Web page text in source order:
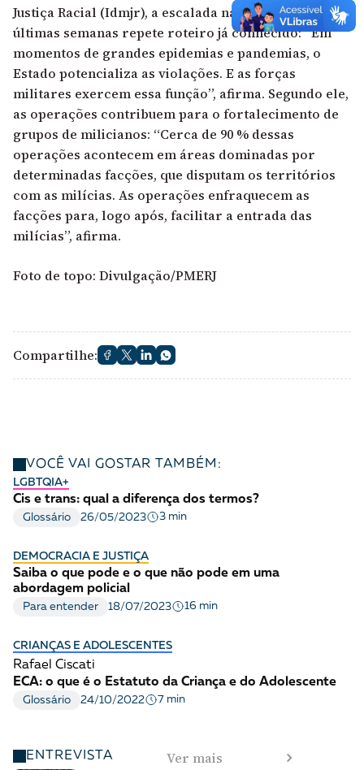
Justiça Racial (Idmjr), a escalada na violência das
últimas semanas repete roteiro já conhecido: “Em
momentos de grandes epidemias e pandemias, o
Estado potencializa as violações. E as forças
militares exercem essa função”, afirma. Segundo ele,
as operações contribuem para o fortalecimento de
grupos de milicianos: “Cerca de 90 % dessas
operações acontecem em áreas dominadas por
determinadas facções, que disputam os territórios
com as milícias. As operações enfraquecem as
facções para, logo após, facilitar a entrada das
milícias”, afirma.
Foto de topo: Divulgação/PMERJ
Compartilhe:
VOCÊ VAI GOSTAR TAMBÉM:
LGBTQIA+
Cis e trans: qual a diferença dos termos?
Glossário 26/05/2023 3 min
DEMOCRACIA E JUSTIÇA
Saiba o que pode e o que não pode em uma
abordagem policial
Para entender 18/07/2023 16 min
CRIANÇAS E ADOLESCENTES
Rafael Ciscati
ECA: o que é o Estatuto da Criança e do Adolescente
Glossário 24/10/2022 7 min
ENTREVISTA Ver mais